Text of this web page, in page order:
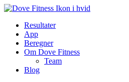
Spring
indholdResultater
App
Beregner
Om Dove Fitness
Team
Blog